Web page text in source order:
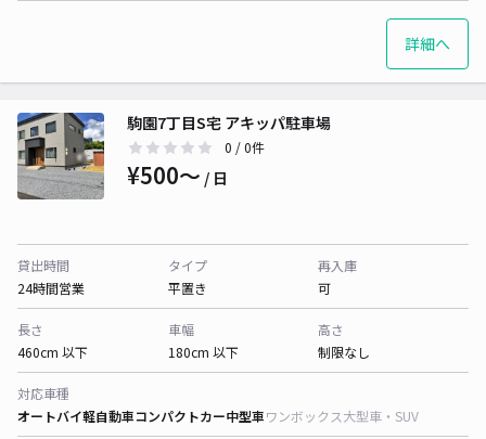
詳細へ
駒園7丁目S宅 アキッパ駐車場
0 / 0件
¥500〜 / 日
貸出時間
24時間営業
タイプ
平置き
再入庫
可
長さ
460cm 以下
車幅
180cm 以下
高さ
制限なし
対応車種
オートバイ軽自動車コンパクトカー中型車ワンボックス大型車・SUV